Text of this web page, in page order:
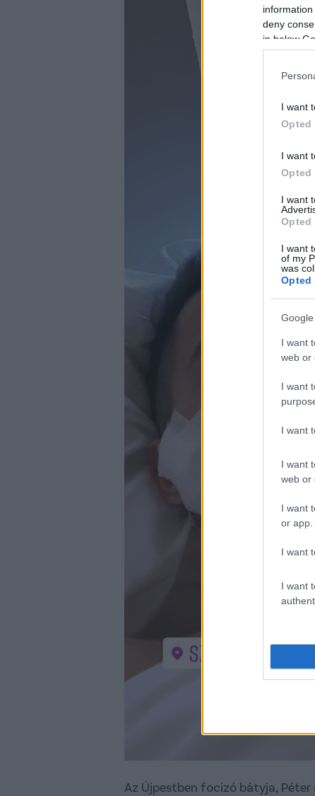
deny
in below
I want
Opted
I want
Opted
I want
Opted
I want
of my
was
Opted
I want
web or
I want
I want
I want
web or
I want
or app.
I want
I want
Az Újpestben focizó bátyja,